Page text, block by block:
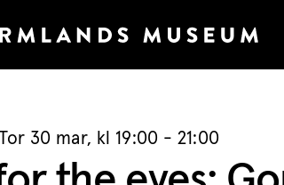
Tor 30 mar, kl 19:00 - 21:00